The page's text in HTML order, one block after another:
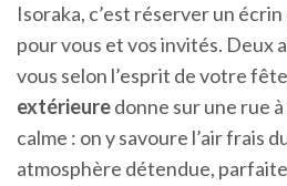
Isoraka, c’est réserver un
pour vous et vos invités. Deux
vous selon l’esprit de votre
extérieuredonne sur une rue
calme : on y savoure l’air frais
atmosphère détendue,